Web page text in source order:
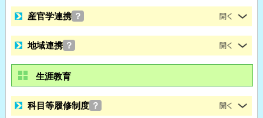
産官学連携 ？
地域連携 ？
生涯教育
科目等履修制度 ？